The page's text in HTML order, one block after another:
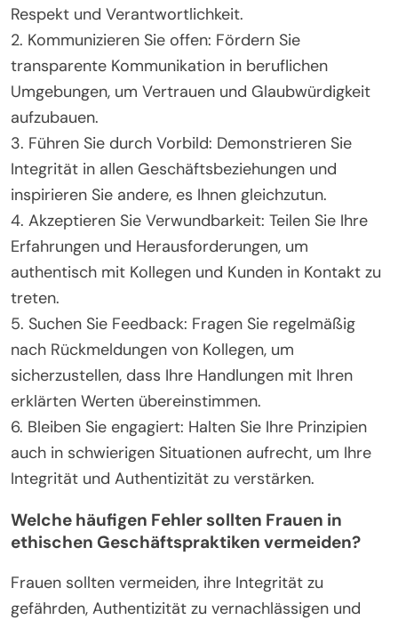
Respekt und Verantwortlichkeit.
2. Kommunizieren Sie offen: Fördern Sie
transparente Kommunikation in beruflichen
Umgebungen, um Vertrauen und Glaubwürdigkeit
aufzubauen.
3. Führen Sie durch Vorbild: Demonstrieren Sie
Integrität in allen Geschäftsbeziehungen und
inspirieren Sie andere, es Ihnen gleichzutun.
4. Akzeptieren Sie Verwundbarkeit: Teilen Sie Ihre
Erfahrungen und Herausforderungen, um
authentisch mit Kollegen und Kunden in Kontakt zu
treten.
5. Suchen Sie Feedback: Fragen Sie regelmäßig
nach Rückmeldungen von Kollegen, um
sicherzustellen, dass Ihre Handlungen mit Ihren
erklärten Werten übereinstimmen.
6. Bleiben Sie engagiert: Halten Sie Ihre Prinzipien
auch in schwierigen Situationen aufrecht, um Ihre
Integrität und Authentizität zu verstärken.
Welche häufigen Fehler sollten Frauen in
ethischen Geschäftspraktiken vermeiden?
Frauen sollten vermeiden, ihre Integrität zu
gefährden, Authentizität zu vernachlässigen und